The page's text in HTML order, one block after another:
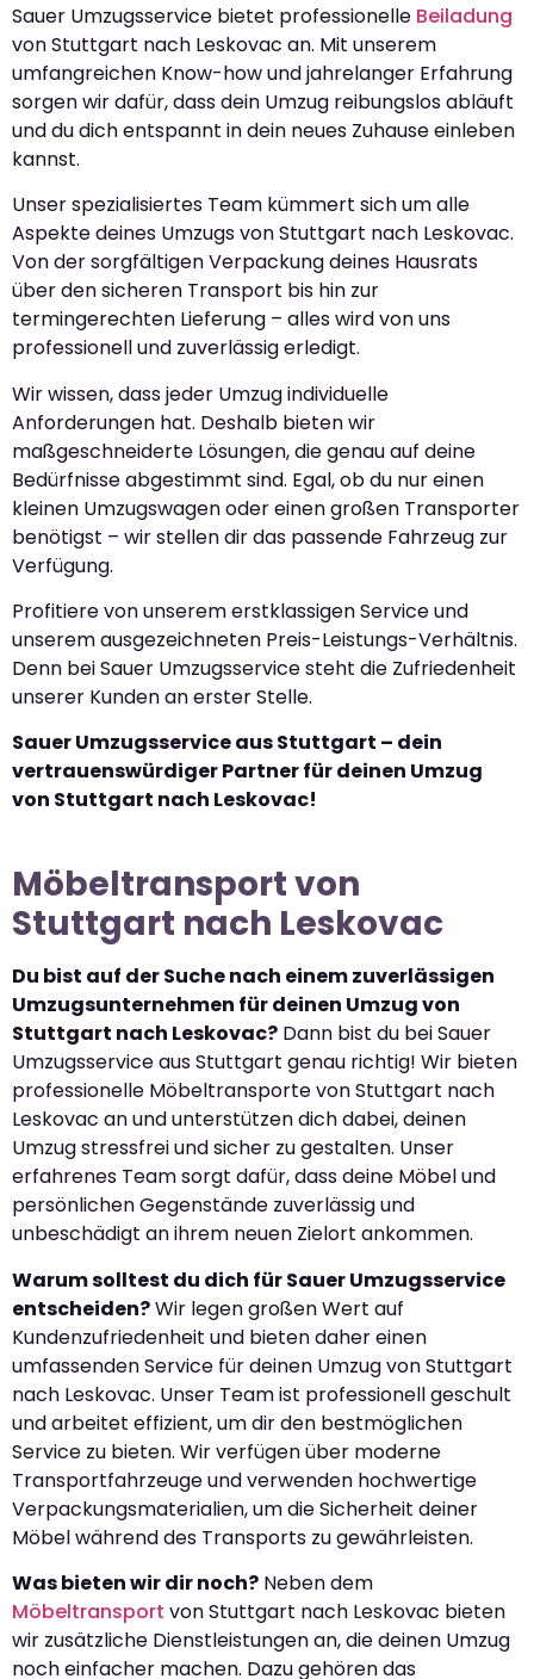
Sauer Umzugsservice bietet professionelle Beiladung
von Stuttgart nach Leskovac an. Mit unserem
umfangreichen Know-how und jahrelanger Erfahrung
sorgen wir dafür, dass dein Umzug reibungslos abläuft
und du dich entspannt in dein neues Zuhause einleben
kannst.
Unser spezialisiertes Team kümmert sich um alle
Aspekte deines Umzugs von Stuttgart nach Leskovac.
Von der sorgfältigen Verpackung deines Hausrats
über den sicheren Transport bis hin zur
termingerechten Lieferung – alles wird von uns
professionell und zuverlässig erledigt.
Wir wissen, dass jeder Umzug individuelle
Anforderungen hat. Deshalb bieten wir
maßgeschneiderte Lösungen, die genau auf deine
Bedürfnisse abgestimmt sind. Egal, ob du nur einen
kleinen Umzugswagen oder einen großen Transporter
benötigst – wir stellen dir das passende Fahrzeug zur
Verfügung.
Profitiere von unserem erstklassigen Service und
unserem ausgezeichneten Preis-Leistungs-Verhältnis.
Denn bei Sauer Umzugsservice steht die Zufriedenheit
unserer Kunden an erster Stelle.
Sauer Umzugsservice aus Stuttgart – dein
vertrauenswürdiger Partner für deinen Umzug
von Stuttgart nach Leskovac!
Möbeltransport von
Stuttgart nach Leskovac
Du bist auf der Suche nach einem zuverlässigen
Umzugsunternehmen für deinen Umzug von
Stuttgart nach Leskovac? Dann bist du bei Sauer
Umzugsservice aus Stuttgart genau richtig! Wir bieten
professionelle Möbeltransporte von Stuttgart nach
Leskovac an und unterstützen dich dabei, deinen
Umzug stressfrei und sicher zu gestalten. Unser
erfahrenes Team sorgt dafür, dass deine Möbel und
persönlichen Gegenstände zuverlässig und
unbeschädigt an ihrem neuen Zielort ankommen.
Warum solltest du dich für Sauer Umzugsservice
entscheiden?Wir legen großen Wert auf
Kundenzufriedenheit und bieten daher einen
umfassenden Service für deinen Umzug von Stuttgart
nach Leskovac. Unser Team ist professionell geschult
und arbeitet effizient, um dir den bestmöglichen
Service zu bieten. Wir verfügen über moderne
Transportfahrzeuge und verwenden hochwertige
Verpackungsmaterialien, um die Sicherheit deiner
Möbel während des Transports zu gewährleisten.
Was bieten wir dir noch? Neben dem
Möbeltransport von Stuttgart nach Leskovac bieten
wir zusätzliche Dienstleistungen an, die deinen Umzug
noch einfacher machen. Dazu gehören das